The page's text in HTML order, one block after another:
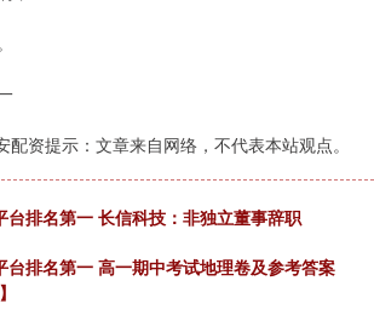
配资提示：文章来自网络，不代表本站观点。
台排名第一 长信科技：非独立董事辞职
台排名第一 高一期中考试地理卷及参考答案